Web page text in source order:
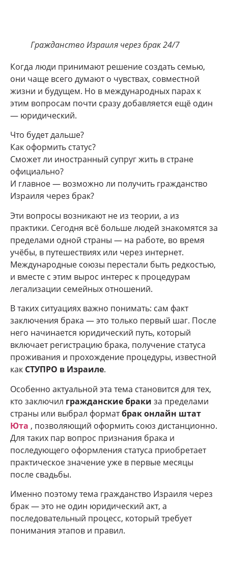
Гражданство Израиля через брак 24/7
Когда люди принимают решение создать семью,
они чаще всего думают о чувствах, совместной
жизни и будущем. Но в международных парах к
этим вопросам почти сразу добавляется ещё один
— юридический.
Что будет дальше?
Как оформить статус?
Сможет ли иностранный супруг жить в стране
официально?
И главное — возможно ли получить гражданство
Израиля через брак?
Эти вопросы возникают не из теории, а из
практики. Сегодня всё больше людей знакомятся за
пределами одной страны — на работе, во время
учёбы, в путешествиях или через интернет.
Международные союзы перестали быть редкостью,
и вместе с этим вырос интерес к процедурам
легализации семейных отношений.
В таких ситуациях важно понимать: сам факт
заключения брака — это только первый шаг. После
него начинается юридический путь, который
включает регистрацию брака, получение статуса
проживания и прохождение процедуры, известной
как СТУПРО в Израиле.
Особенно актуальной эта тема становится для тех,
кто заключил гражданские браки за пределами
страны или выбрал форматбрак онлайн штат
Юта , позволяющий оформить союз дистанционно.
Для таких пар вопрос признания брака и
последующего оформления статуса приобретает
практическое значение уже в первые месяцы
после свадьбы.
Именно поэтому тема гражданство Израиля через
брак — это не один юридический акт, а
последовательный процесс, который требует
понимания этапов и правил.